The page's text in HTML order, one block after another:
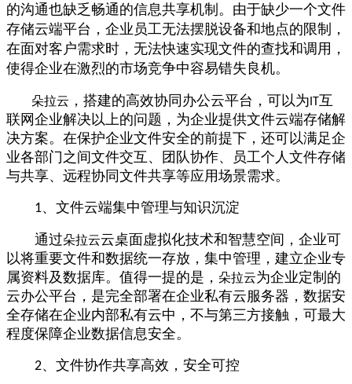
的沟通也缺乏畅通的信息共享机制。由于缺少一个文件
存储云端平台，企业员工无法摆脱设备和地点的限制，
在面对客户需求时，无法快速实现文件的查找和调用，
使得企业在激烈的市场竞争中容易错失良机。
朵拉云 ，搭建的高效协同办公云平台，可以为 IT互
联网企业解决以上的问题，为企业提供文件云端存储解
决方案。在保护企业文件安全的前提下，还可以满足企
业各部门之间文件交互、团队协作、员工个人文件存储
与共享、远程协同文件共享等应用场景需求。
1、文件云端集中管理与知识沉淀
通过朵拉云云桌面虚拟化技术和智慧空间，企业可
以将重要文件和数据统一存放，集中管理，建立企业专
属资料及数据库。值得一提的是， 朵拉云为企业定制的
云办公平台，是完全部署在企业私有云服务器，数据安
全存储在企业内部私有云中，不与第三方接触，可最大
程度保障企业数据信息安全。
2、文件协作共享高效，安全可控